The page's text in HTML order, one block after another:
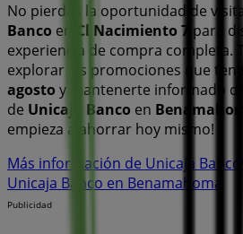
No pierdas la oportunidad de
Banco en Cl Nacimiento 7 para
experiencia de compra completa.
explorar las promociones que
agosto y mantenerte informado
de Unicaja Banco en
empieza a ahorrar hoy mismo!
Más información de Unicaja Banco
Unicaja Banco en Benamahoma
Publicidad